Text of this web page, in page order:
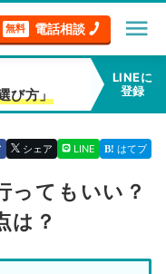
無料 電話相談 menu
び方」
LINEに
登録
シェア LINE はてブ
ってもいい？
は？